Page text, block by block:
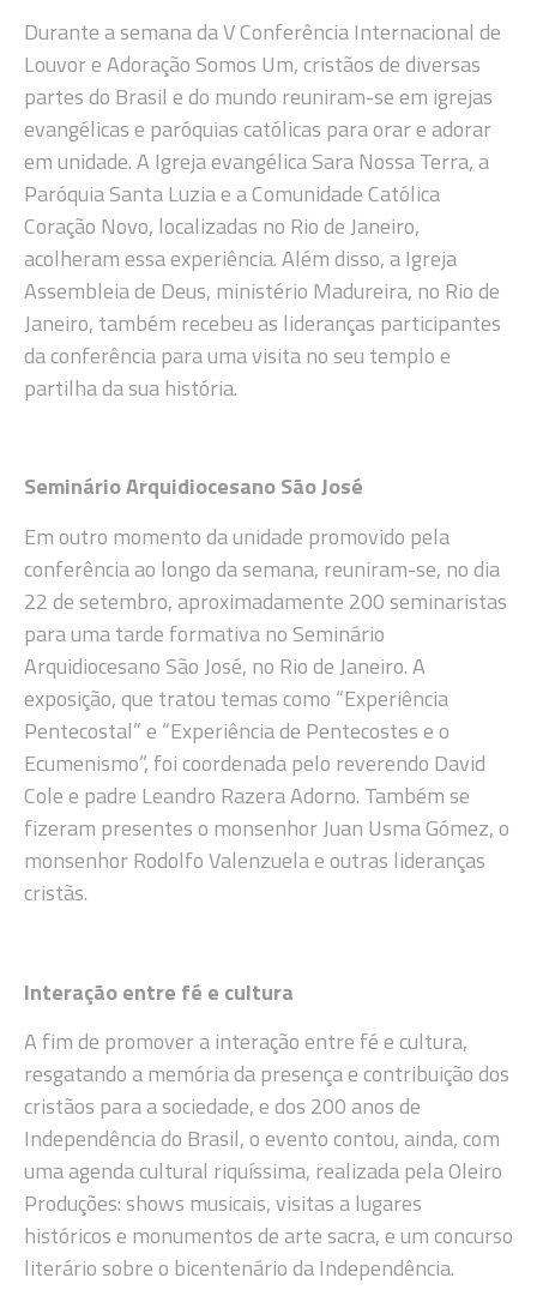
Durante a semana da V Conferência Internacional de
Louvor e Adoração Somos Um, cristãos de diversas
partes do Brasil e do mundo reuniram-se em igrejas
evangélicas e paróquias católicas para orar e adorar
em unidade. A Igreja evangélica Sara Nossa Terra, a
Paróquia Santa Luzia e a Comunidade Católica
Coração Novo, localizadas no Rio de Janeiro,
acolheram essa experiência. Além disso, a Igreja
Assembleia de Deus, ministério Madureira, no Rio de
Janeiro, também recebeu as lideranças participantes
da conferência para uma visita no seu templo e
partilha da sua história.
Seminário Arquidiocesano São José
Em outro momento da unidade promovido pela
conferência ao longo da semana, reuniram-se, no dia
22 de setembro, aproximadamente 200 seminaristas
para uma tarde formativa no Seminário
Arquidiocesano São José, no Rio de Janeiro. A
exposição, que tratou temas como “Experiência
Pentecostal” e “Experiência de Pentecostes e o
Ecumenismo”, foi coordenada pelo reverendo David
Cole e padre Leandro Razera Adorno. Também se
fizeram presentes o monsenhor Juan Usma Gómez, o
monsenhor Rodolfo Valenzuela e outras lideranças
cristãs.
Interação entre fé e cultura
A fim de promover a interação entre fé e cultura,
resgatando a memória da presença e contribuição dos
cristãos para a sociedade, e dos 200 anos de
Independência do Brasil, o evento contou, ainda, com
uma agenda cultural riquíssima, realizada pela Oleiro
Produções: shows musicais, visitas a lugares
históricos e monumentos de arte sacra, e um concurso
literário sobre o bicentenário da Independência.